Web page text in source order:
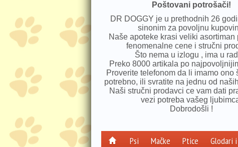
Poštovani potrošači!
DR DOGGY je u prethodnih 26
sinonim za povoljnu
Naše apoteke krasi veliki asortiman
fenomenalne cene i stručni
Što nema u izlogu , ima u
Preko 8000 artikala po
Proverite telefonom da li imamo ono
potrebno, ili svratite na jednu od
Naši stručni prodavci ce vam dati
vezi potreba vašeg
Dobrodošli !
Psi Mačke Ptice Glodari